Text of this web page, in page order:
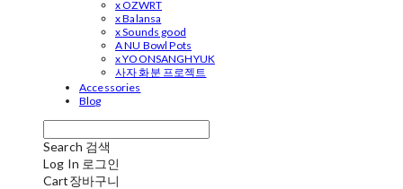
x OZWRT
x Balansa
x Sounds good
A NU Bowl Pots
x YOONSANGHYUK
사자 화분 프로젝트
Accessories
Blog
Search 검색
Log In 로그인
Cart장바구니